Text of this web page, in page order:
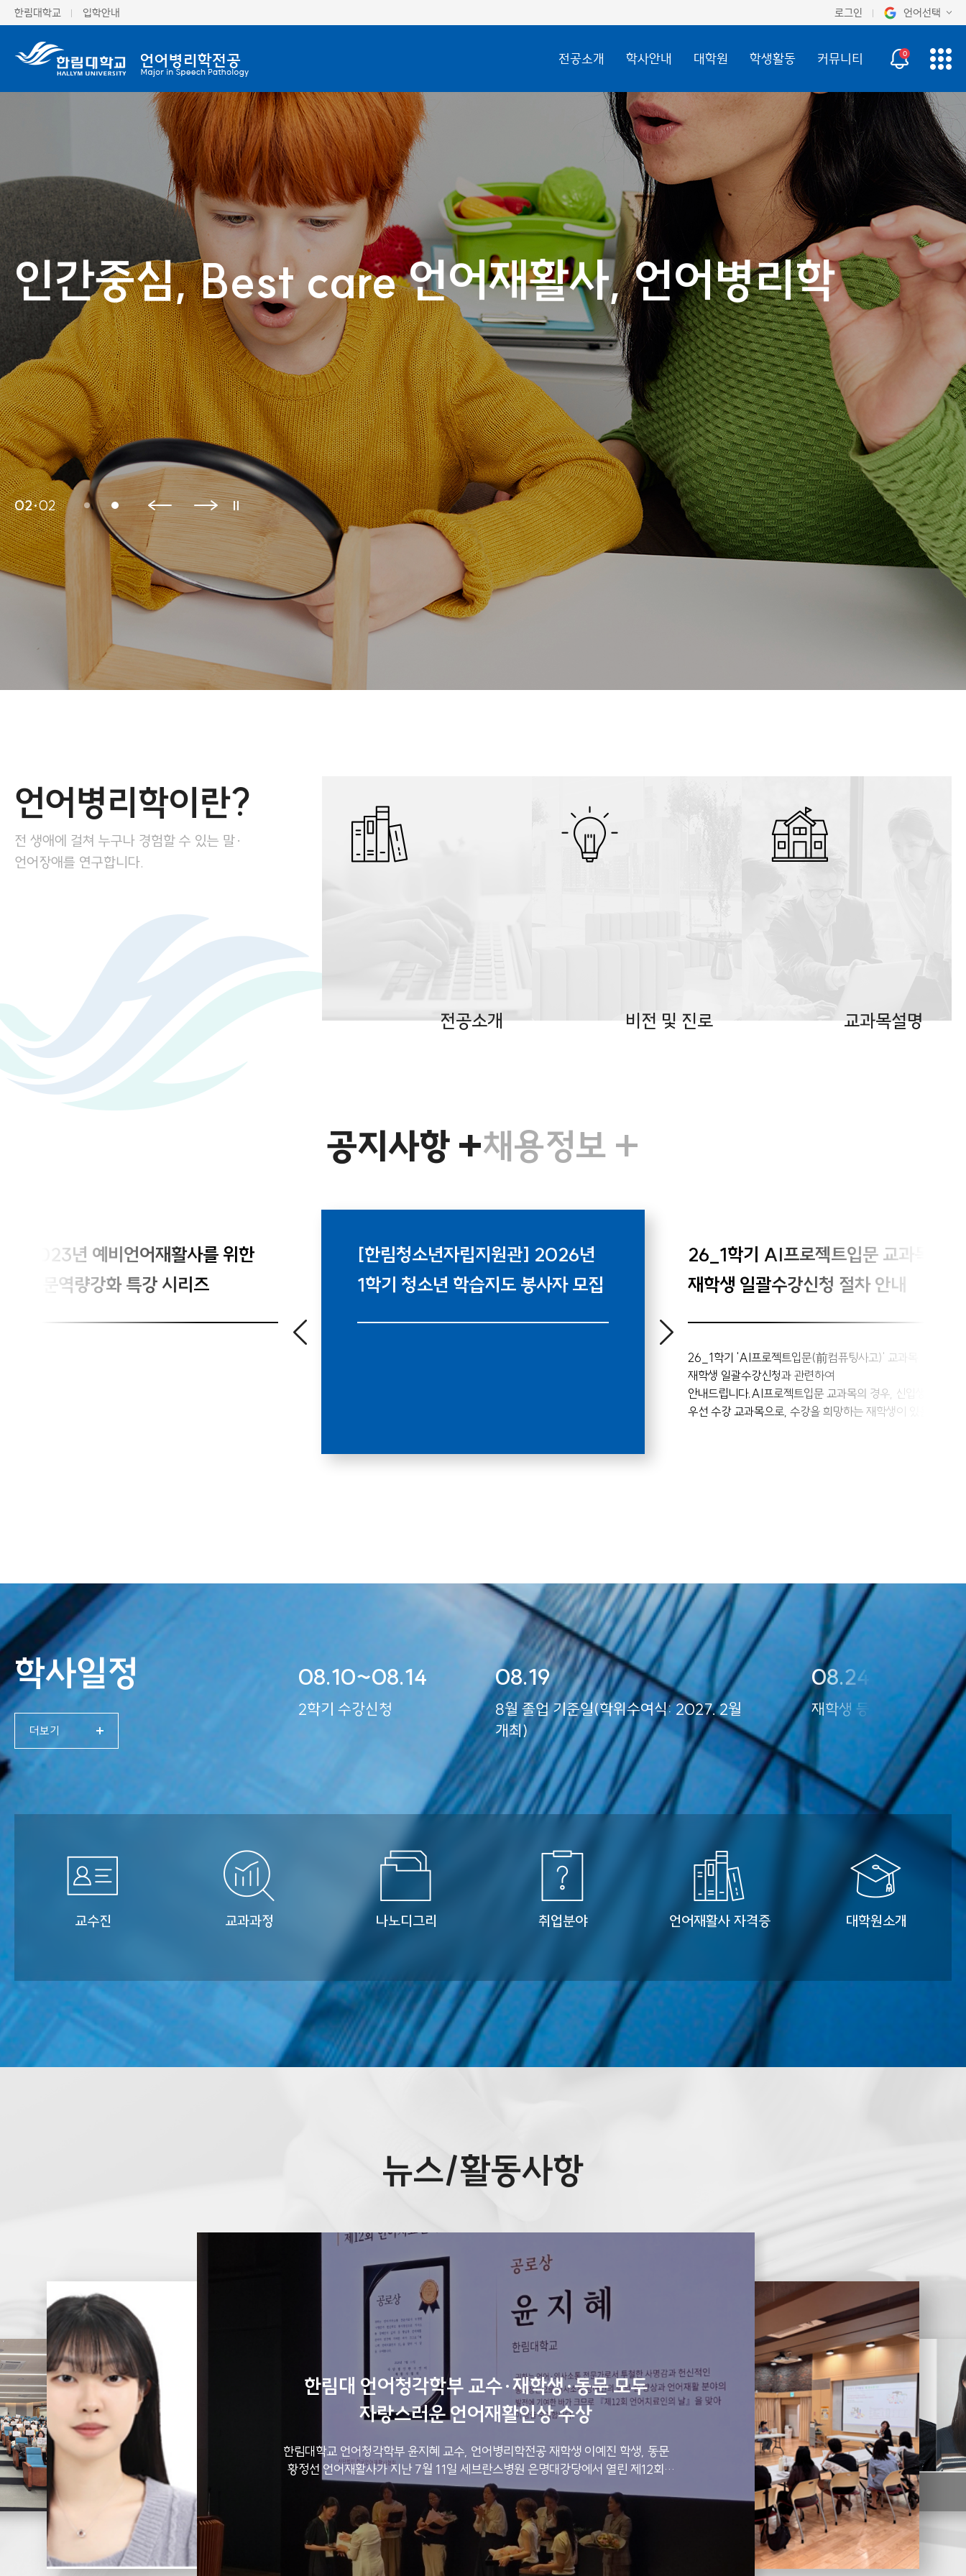
오늘 하루 보지 않기
한림대학교 입학안내 로그인 언어선택
ENG
전공소개 학사안내 대학원 학생활동 커뮤니티 0
인간중심, Best care 언어재활사, 언어병리학
인간중심, Best care 언어재활사, 언어병리학
인간중심, Best care 언어재활사, 언어병리학
인간중심, Best care 언어재활사, 언어병리학
인간중심, Best care 언어재활사, 언어병리학
인간중심, Best care 언어재활사, 언어병리학
02 02
언어병리학이란?
전 생애에 걸쳐 누구나 경험할 수 있는 말·
언어장애를 연구합니다.
전공소개 비전 및 진로 교과목설명
공지사항 +채용정보 +
2023년 예비언어재활사를 위한
전문역량강화 특강 시리즈
[한림청소년자립지원관] 2026년
1학기 청소년 학습지도 봉사자 모집
26_1학기 AI프로젝트입문 교과목
재학생 일괄수강신청 절차 안내
26_1학기 'AI프로젝트입문(前컴퓨팅사고)' 교과목
재학생 일괄수강신청과 관련하여
안내드립니다.AI프로젝트입문 교과목의 경우, 신입생
우선 수강 교과목으로, 수강을 희망하는 재학생이 있을
학사일정
더보기
08.10~08.14
2학기 수강신청
08.19
8월 졸업 기준일(학위수여식: 2027. 2월
개최)
08.24~08.28
재학생 등록
교수진 교과과정 나노디그리 취업분야 언어재활사 자격증 대학원소개
뉴스/활동사항
회∙
서 연구성과
금' 및 '우수논문상'
한림대 언어청각학부 교수·재학생·동문 모두
자랑스러운 언어재활인상 수상
한림대학교 언어청각학부 윤지혜 교수, 언어병리학전공 재학생 이예진 학생, 동문
황정선 언어재활사가 지난 7월 11일 세브란스병원 은명대강당에서 열린 제12회
언어치료인의 날 행
한림대 언어
‘우리
한림대 언어청각학부 이윤경 교수,
성황리 개최- 강원특